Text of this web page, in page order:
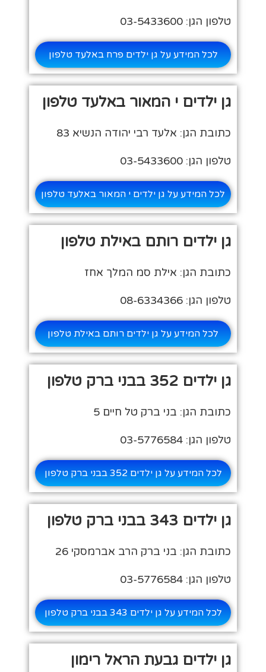
טלפון הגן: 03-5433600
לכל המידע על גן ילדים פרח באלעד טלפון
גן ילדים י המאור באלעד טלפון
כתובת הגן: אלעד רבי יהודה הנשיא 83
טלפון הגן: 03-5433600
לכל המידע על גן ילדים י המאור באלעד טלפון
גן ילדים רותם באילת טלפון
כתובת הגן: אילת סמ המלך אחז
טלפון הגן: 08-6334366
לכל המידע על גן ילדים רותם באילת טלפון
גן ילדים 352 בבני ברק טלפון
כתובת הגן: בני ברק טל חיים 5
טלפון הגן: 03-5776584
לכל המידע על גן ילדים 352 בבני ברק טלפון
גן ילדים 343 בבני ברק טלפון
כתובת הגן: בני ברק הרב אברמסקי 26
טלפון הגן: 03-5776584
לכל המידע על גן ילדים 343 בבני ברק טלפון
גן ילדים גבעת הראל רימון